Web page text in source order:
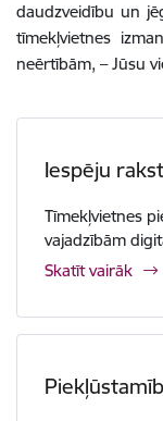
daudzveidību un
tīmekļvietnes
neērtībām, –Jūsu
Iespēju
Tīmekļvietnes
vajadzībām
Skatīt vairāk